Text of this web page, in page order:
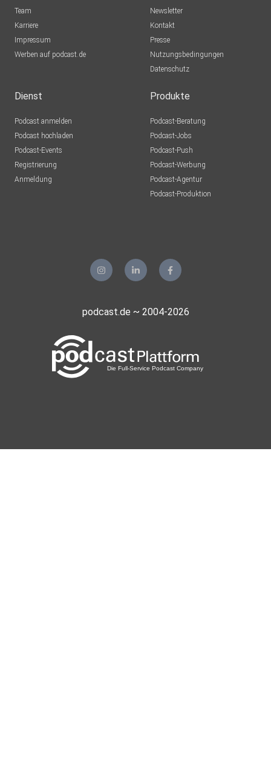
Team
Karriere
Impressum
Werben auf podcast.de
Newsletter
Kontakt
Presse
Nutzungsbedingungen
Datenschutz
Dienst
Podcast anmelden
Podcast hochladen
Podcast-Events
Registrierung
Anmeldung
Produkte
Podcast-Beratung
Podcast-Jobs
Podcast-Push
Podcast-Werbung
Podcast-Agentur
Podcast-Produktion
podcast.de ~ 2004-2026